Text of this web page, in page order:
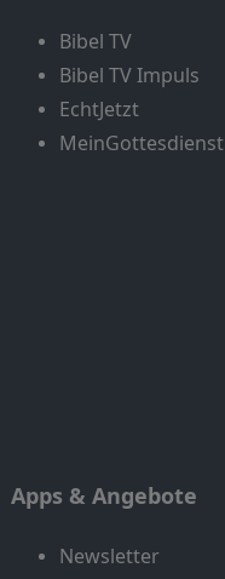
Bibel TV
Bibel TV Impuls
EchtJetzt
MeinGottesdienst
Apps & Angebote
Newsletter